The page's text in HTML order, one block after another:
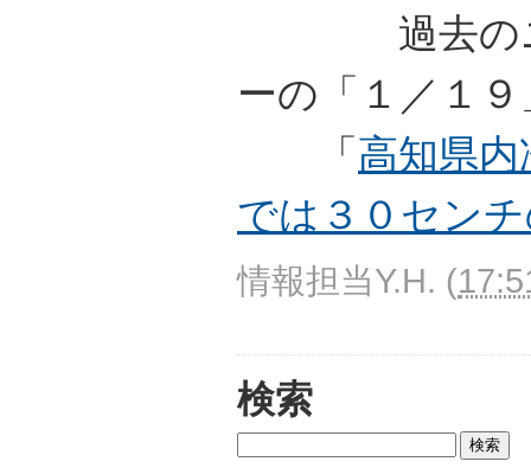
過去のニ
ーの「１／１
「高知県
では３０セン
情報担当Y.H. (
検索